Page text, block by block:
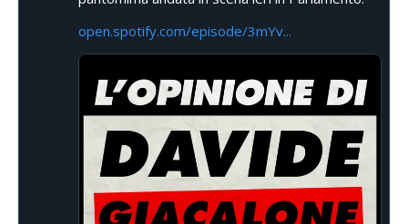
open.spotify.com/episode/3mYv...